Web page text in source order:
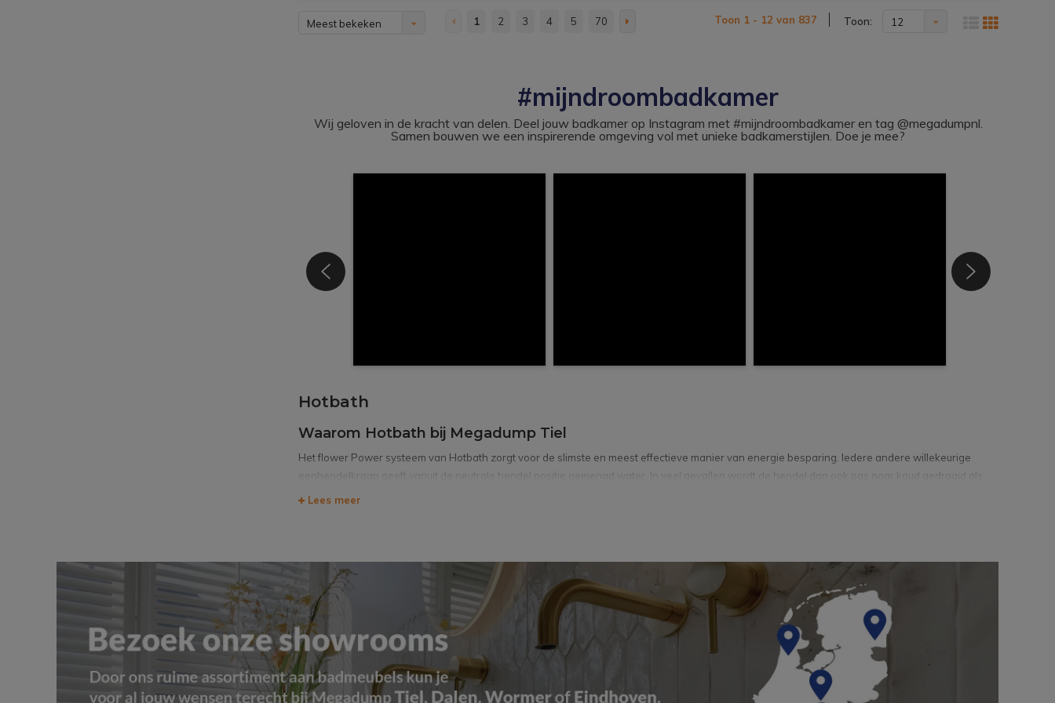
Meest bekeken 1 2 3 4 5 70 Toon 1 - 12 van 837 Toon: 12
#mijndroombadkamer
Wij geloven in de kracht van delen. Deel jouw badkamer op Instagram met #mijndroombadkamer en tag @megadumpnl.
Samen bouwen we een inspirerende omgeving vol met unieke badkamerstijlen. Doe je mee?
Hotbath
Waarom Hotbath bij Megadump Tiel
Het flower Power systeem van Hotbath zorgt voor de slimste en meest effectieve manier van energie besparing. Iedere andere willekeurige
eenhendelkraan geeft vanuit de neutrale hendel positie gemengd water. In veel gevallen wordt de hendel dan ook pas naar koud gedraaid als
het water lauw begint te worden. Ondertussen wordt slechts de waterleiding verwarmd in afwachting van de volgende keer dat de kraan wordt
Geen verspilling door verwarming van het leidingwerk
Geen verspilling van geld
10 jaar garantie op deze binnenwerken
Hotbath assortiment kranen en douches
In de Hotbath collectie vindt u altijd wel een kraan die bij u en uw badkamer past. Een breed assortiment thermostaat kranen in zowel
opbouwuitvoeringen, op de rand van het bad of staand op de vloer, als inbouwuitvoeringen. Uiteraard ook prachtige wastafelkranen,
Lees meer